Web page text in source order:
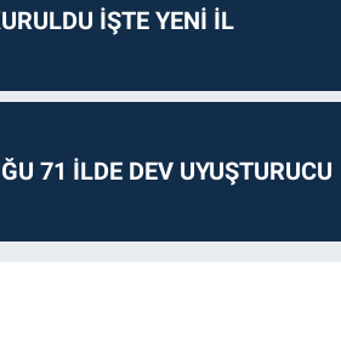
İŞTE YENİ İL
71 İLDE DEV UYUŞTURUCU